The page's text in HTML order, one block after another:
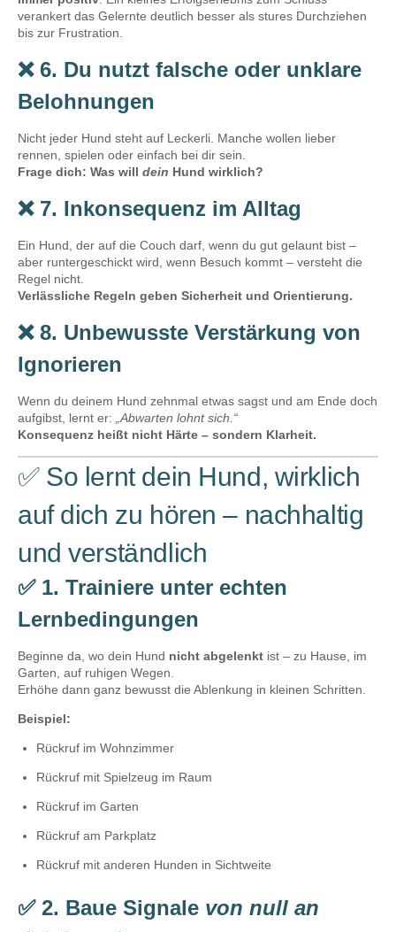
verankert das Gelernte deutlich besser als stures Durchziehen
bis zur Frustration.
❌ 6. Du nutzt falsche oder unklare
Belohnungen
Nicht jeder Hund steht auf Leckerli. Manche wollen lieber
rennen, spielen oder einfach bei dir sein.
Frage dich: Was will dein Hund wirklich?
❌ 7. Inkonsequenz im Alltag
Ein Hund, der auf die Couch darf, wenn du gut gelaunt bist –
aber runtergeschickt wird, wenn Besuch kommt – versteht die
Regel nicht.
Verlässliche Regeln geben Sicherheit und Orientierung.
❌ 8. Unbewusste Verstärkung von
Ignorieren
Wenn du deinem Hund zehnmal etwas sagst und am Ende doch
aufgibst, lernt er:
„Abwarten lohnt sich.“
Konsequenz heißt nicht Härte – sondern Klarheit.
✅ So lernt dein Hund, wirklich
auf dich zu hören – nachhaltig
und verständlich
✅ 1. Trainiere unter echten
Lernbedingungen
Beginne da, wo dein Hund nicht abgelenkt ist – zu Hause, im
Garten, auf ruhigen Wegen.
Erhöhe dann ganz bewusst die Ablenkung in kleinen Schritten.
Beispiel:
Rückruf im Wohnzimmer
Rückruf mit Spielzeug im Raum
Rückruf im Garten
Rückruf am Parkplatz
Rückruf mit anderen Hunden in Sichtweite
✅ 2. Baue Signale von null an